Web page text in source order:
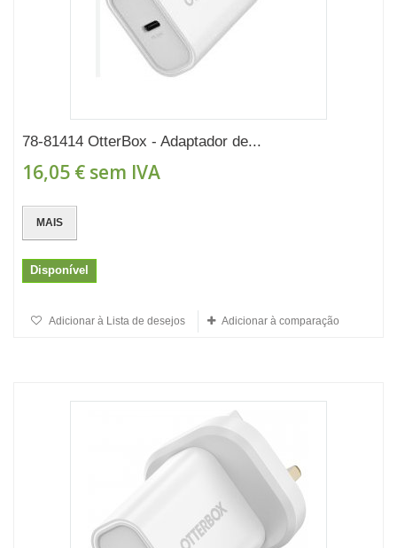
78-81414 OtterBox - Adaptador de...
16,05 € sem IVA
MAIS
Disponível
Adicionar à Lista de desejos Adicionar à comparação